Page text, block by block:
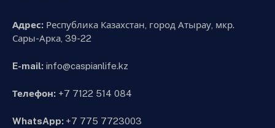
Адрес: Республика Казахстан, город Атырау, мкр.
Сары-Арка, 39-22
E-mail: info@caspianlife.kz
Телефон: +7 7122 514 084
WhatsApp: +7 775 7723003